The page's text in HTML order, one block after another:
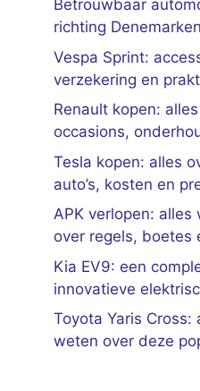
Betrouwbaar
richting Denemarken
Vespa Sprint:
verzekering en
Renault kopen:
occasions,
Tesla kopen: alles
auto’s, kosten en
APK verlopen:
over regels, boetes
Kia EV9: een
innovatieve
Toyota Yaris
weten over deze